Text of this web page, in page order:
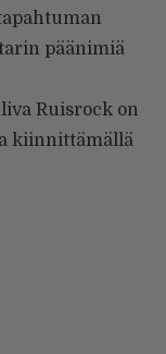
päänimiä
Ruisrock on
kiinnittämällä